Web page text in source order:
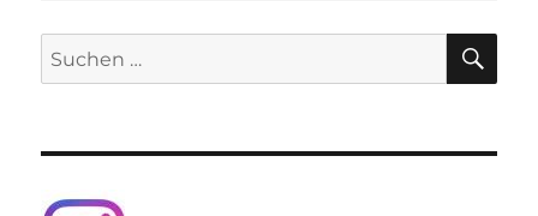
Suchen
nach: